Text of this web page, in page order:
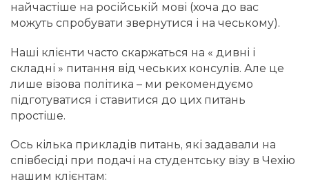
найчастіше на російській мові (хоча до вас
можуть спробувати звернутися і на чеському).
Наші клієнти часто скаржаться на « дивні і
складні » питання від чеських консулів. Але це
лише візова політика – ми рекомендуємо
підготуватися і ставитися до цих питань
простіше.
Ось кілька прикладів питань, які задавали на
співбесіді при подачі на студентську візу в Чехію
нашим клієнтам: